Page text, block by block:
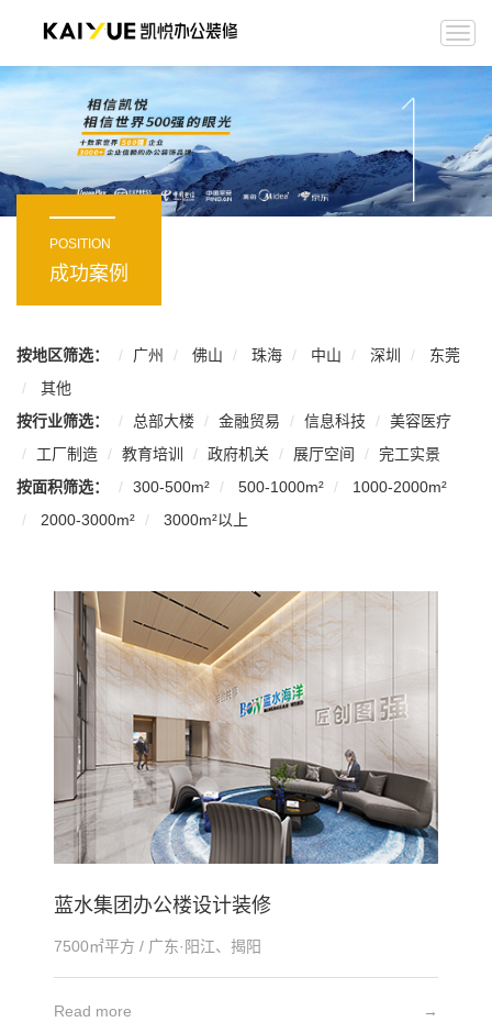
POSITION
成功案例
按地区筛选： 广州 佛山 珠海 中山 深圳
东莞
其他
按行业筛选：
总部大楼 金融贸易 信息科技
美容医疗
工厂制造
教育培训 政府机关 展厅空间
完工实景
按面积筛选：
300-500m² 500-1000m²
1000-2000m²
2000-3000m²
3000m²以上
蓝水集团办公楼设计装修
7500㎡平方 / 广东·阳江、揭阳
→
Read more